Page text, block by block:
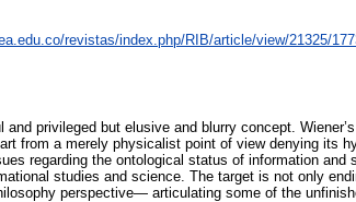
revistas/index.php/RIB/article/view/21325/
and privileged but elusive and blurry concept.
from a merely physicalist point of view denying its
regarding the ontological status of information and
studies and science. The target is not only
perspective— articulating some of the